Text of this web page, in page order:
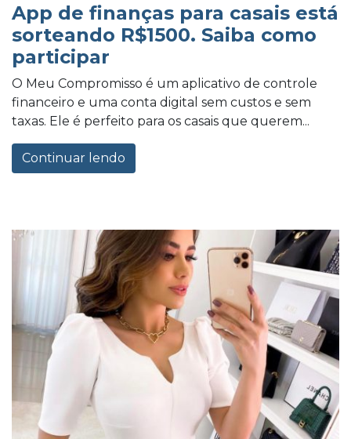
App de finanças para casais está
sorteando R$1500. Saiba como
participar
O Meu Compromisso é um aplicativo de controle
financeiro e uma conta digital sem custos e sem
taxas. Ele é perfeito para os casais que querem...
Continuar lendo